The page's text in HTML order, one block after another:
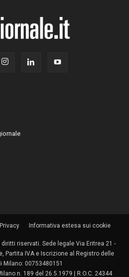
Privacy Informativa estesa sui cookie
riservati. Sede legale Via Eritrea 21 -
Partita IVA e Iscrizione al Registro delle
Milano: 00753480151
n. 189 del 26.5.1979 | R.O.C. 24344